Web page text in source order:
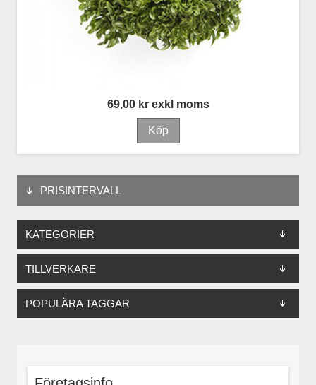
69,00 kr exkl moms
PRISINTERVALL
KATEGORIER
TILLVERKARE
POPULÄRA TAGGAR